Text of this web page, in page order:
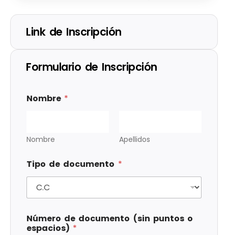
Link de Inscripción
Formulario de Inscripción
Nombre *
Nombre Apellidos
Tipo de documento *
Número de documento (sin puntos o
espacios) *